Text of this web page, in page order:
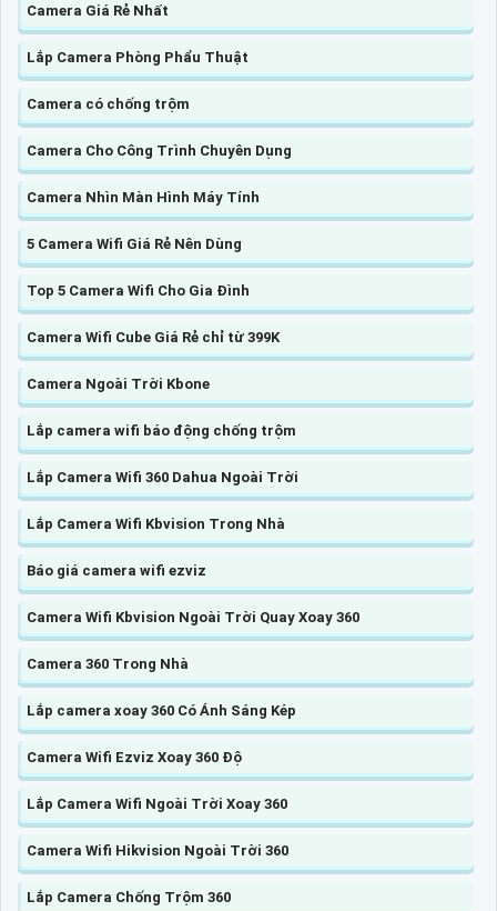
Camera Giá Rẻ Nhất
Lắp Camera Phòng Phẩu Thuật
Camera có chống trộm
Camera Cho Công Trình Chuyên Dụng
Camera Nhìn Màn Hình Máy Tính
5 Camera Wifi Giá Rẻ Nên Dùng
Top 5 Camera Wifi Cho Gia Đình
Camera Wifi Cube Giá Rẻ chỉ từ 399K
Camera Ngoài Trời Kbone
Lắp camera wifi báo động chống trộm
Lắp Camera Wifi 360 Dahua Ngoài Trời
Lắp Camera Wifi Kbvision Trong Nhà
Báo giá camera wifi ezviz
Camera Wifi Kbvision Ngoài Trời Quay Xoay 360
Camera 360 Trong Nhà
Lắp camera xoay 360 Có Ánh Sáng Kép
Camera Wifi Ezviz Xoay 360 Độ
Lắp Camera Wifi Ngoài Trời Xoay 360
Camera Wifi Hikvision Ngoài Trời 360
Lắp Camera Chống Trộm 360